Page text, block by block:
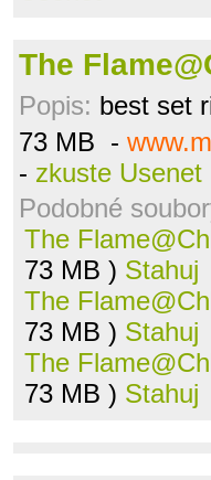
The
Popis: best set
73 MB -
- zkuste Usenet
Podobné
The
73 MB ) Stahuj
The
73 MB ) Stahuj
The
73 MB ) Stahuj